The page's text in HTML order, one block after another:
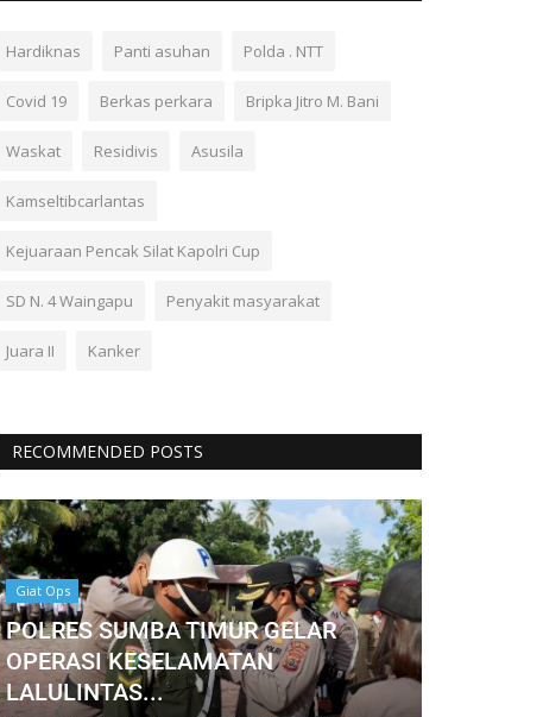
Hardiknas Panti asuhan Polda . NTT
Covid 19 Berkas perkara Bripka Jitro M. Bani
Waskat Residivis Asusila
Kamseltibcarlantas
Kejuaraan Pencak Silat Kapolri Cup
SD N. 4 Waingapu Penyakit masyarakat
Juara II Kanker
RECOMMENDED POSTS
Giat Ops
POLRES SUMBA TIMUR GELAR
OPERASI KESELAMATAN
LALULINTAS...